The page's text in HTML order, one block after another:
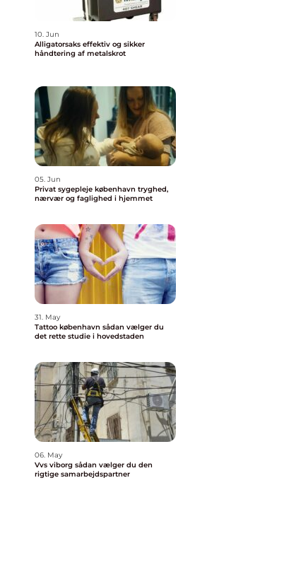
10. Jun
Alligatorsaks effektiv og sikker
håndtering af metalskrot
05. Jun
Privat sygepleje københavn tryghed,
nærvær og faglighed i hjemmet
31. May
Tattoo københavn sådan vælger du
det rette studie i hovedstaden
06. May
Vvs viborg sådan vælger du den
rigtige samarbejdspartner